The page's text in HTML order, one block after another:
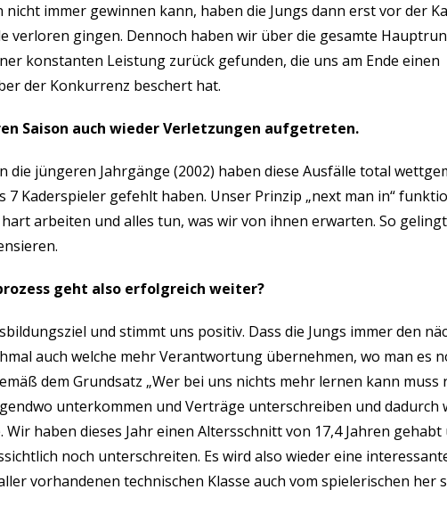
immer gewinnen kann, haben die Jungs dann erst vor der
verloren gingen. Dennoch haben wir über die gesamte
konstanten Leistung zurück gefunden, die uns am Ende einen
der Konkurrenz beschert hat.
Saison auch wieder Verletzungen aufgetreten.
die jüngeren Jahrgänge (2002) haben diese Ausfälle total
7 Kaderspieler gefehlt haben. Unser Prinzip „next man in“
arbeiten und alles tun, was wir von ihnen erwarten. So
geht also erfolgreich weiter?
und stimmt uns positiv. Dass die Jungs immer den
auch welche mehr Verantwortung übernehmen, wo man es
dem Grundsatz „Wer bei uns nichts mehr lernen kann muss
unterkommen und Verträge unterschreiben und dadurch
haben dieses Jahr einen Altersschnitt von 17,4 Jahren gehabt
noch unterschreiten. Es wird also wieder eine
vorhandenen technischen Klasse auch vom spielerischen her